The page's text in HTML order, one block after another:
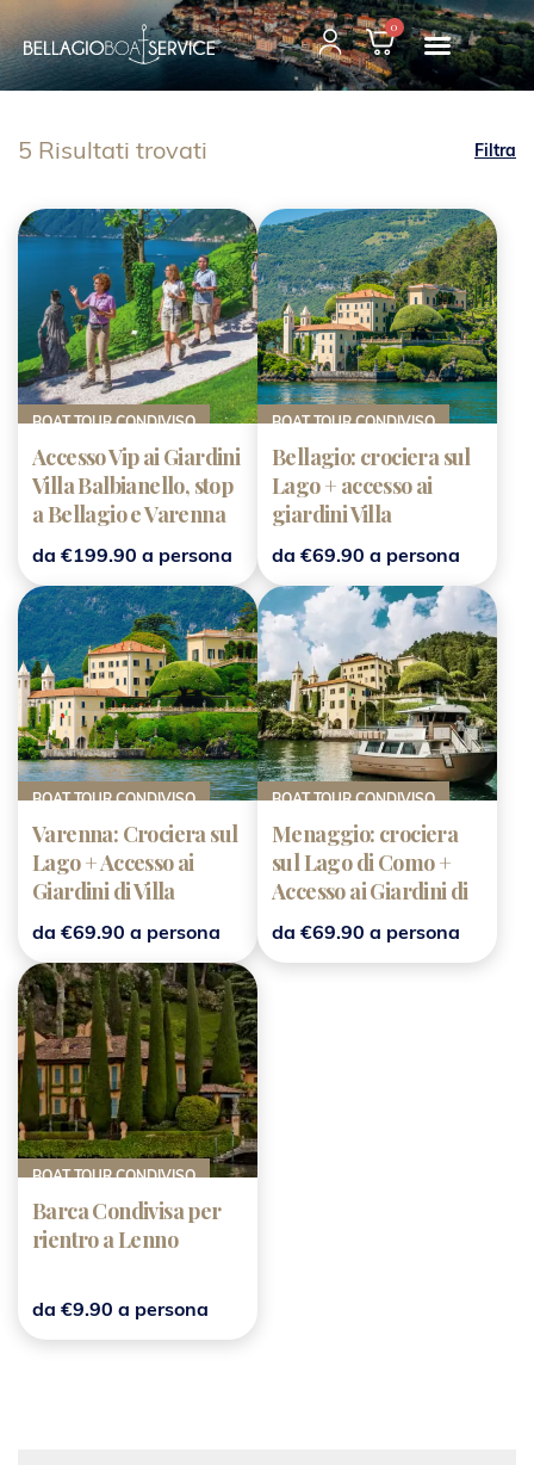
0
5 Risultati trovati Filtra
BOAT TOUR CONDIVISO
Accesso Vip ai Giardini
Villa Balbianello, stop
a Bellagio e Varenna
(tour condiviso)
da €199.90 a persona
BOAT TOUR CONDIVISO
Bellagio: crociera sul
Lago + accesso ai
giardini Villa
Balbianello
da €69.90 a persona
BOAT TOUR CONDIVISO
Varenna: Crociera sul
Lago + Accesso ai
Giardini di Villa
Balbianello
da €69.90 a persona
BOAT TOUR CONDIVISO
Menaggio: crociera
sul Lago di Como +
Accesso ai Giardini di
Villa Balbianello
da €69.90 a persona
BOAT TOUR CONDIVISO
Barca Condivisa per
rientro a Lenno
da €9.90 a persona